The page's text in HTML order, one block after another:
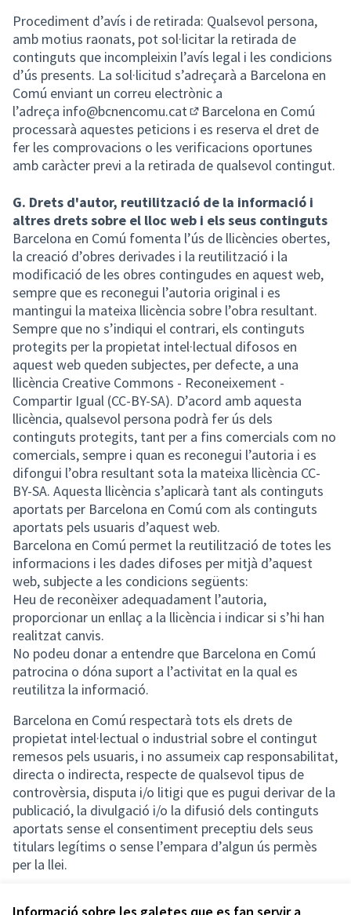
Procediment d’avís i de retirada: Qualsevol persona,
amb motius raonats, pot sol·licitar la retirada de
continguts que incompleixin l’avís legal i les condicions
d’ús presents. La sol·licitud s’adreçarà a Barcelona en
Comú enviant un correu electrònic a
l’adreça info@bcnencomu.cat
(Obrir en una pestanya
Barcelona en Comú
processarà aquestes peticions i es reserva el dret de
fer les comprovacions o les verificacions oportunes
amb caràcter previ a la retirada de qualsevol contingut.
G. Drets d'autor, reutilització de la informació i
altres drets sobre el lloc web i els seus continguts
Barcelona en Comú fomenta l’ús de llicències obertes,
la creació d’obres derivades i la reutilització i la
modificació de les obres contingudes en aquest web,
sempre que es reconegui l’autoria original i es
mantingui la mateixa llicència sobre l’obra resultant.
Sempre que no s’indiqui el contrari, els continguts
protegits per la propietat intel·lectual difosos en
aquest web queden subjectes, per defecte, a una
llicència Creative Commons - Reconeixement -
Compartir Igual (CC-BY-SA). D’acord amb aquesta
llicència, qualsevol persona podrà fer ús dels
continguts protegits, tant per a fins comercials com no
comercials, sempre i quan es reconegui l’autoria i es
difongui l’obra resultant sota la mateixa llicència CC-
BY-SA. Aquesta llicència s’aplicarà tant als continguts
aportats per Barcelona en Comú com als continguts
aportats pels usuaris d’aquest web.
Barcelona en Comú permet la reutilització de totes les
informacions i les dades difoses per mitjà d’aquest
web, subjecte a les condicions següents:
Heu de reconèixer adequadament l’autoria,
proporcionar un enllaç a la llicència i indicar si s’hi han
realitzat canvis.
No podeu donar a entendre que Barcelona en Comú
patrocina o dóna suport a l’activitat en la qual es
reutilitza la informació.
Barcelona en Comú respectarà tots els drets de
propietat intel·lectual o industrial sobre el contingut
remesos pels usuaris, i no assumeix cap responsabilitat,
directa o indirecta, respecte de qualsevol tipus de
controvèrsia, disputa i/o litigi que es pugui derivar de la
publicació, la divulgació i/o la difusió dels continguts
aportats sense el consentiment preceptiu dels seus
titulars legítims o sense l’empara d’algun ús permès
per la llei.